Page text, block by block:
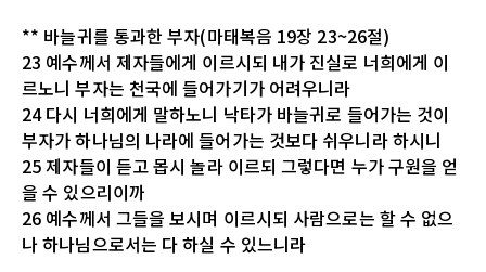
** 바늘귀를 통과한 부자(마태복음 19장 23~26절)
23 예수께서 제자들에게 이르시되 내가 진실로 너희에게 이
르노니 부자는 천국에 들어가기가 어려우니라
24 다시 너희에게 말하노니 낙타가 바늘귀로 들어가는 것이
부자가 하나님의 나라에 들어가는 것보다 쉬우니라 하시니
25 제자들이 듣고 몹시 놀라 이르되 그렇다면 누가 구원을 얻
을 수 있으리이까
26 예수께서 그들을 보시며 이르시되 사람으로는 할 수 없으
나 하나님으로서는 다 하실 수 있느니라